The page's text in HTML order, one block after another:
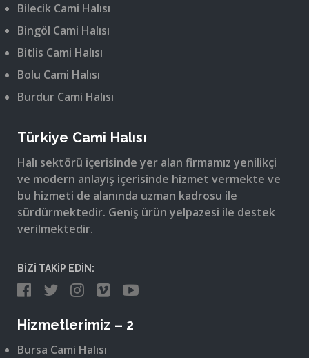
Bilecik Cami Halısı
Bingöl Cami Halısı
Bitlis Cami Halısı
Bolu Cami Halısı
Burdur Cami Halısı
Türkiye Cami Halısı
Halı sektörü içerisinde yer alan firmamız yenilikçi
ve modern anlayış içerisinde hizmet vermekte ve
bu hizmeti de alanında uzman kadrosu ile
sürdürmektedir. Geniş ürün yelpazesi ile destek
verilmektedir.
BİZİ TAKİP EDİN:
Hizmetlerimiz – 2
Bursa Cami Halısı